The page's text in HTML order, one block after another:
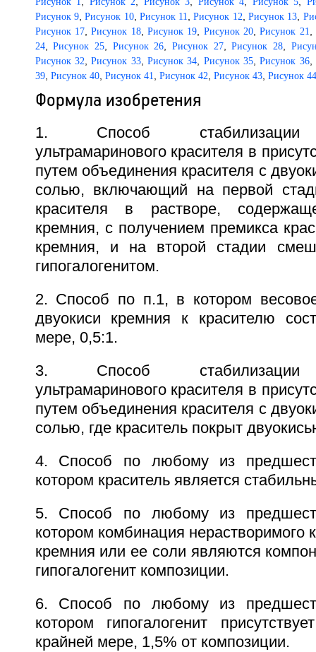
Рисунок 9,Рисунок 10, Рисунок 11 ,Рисунок 12 ,Рисунок 13
Рисунок 17,Рисунок 18, Рисунок 19 Рисунок 20,Рисунок 21
24,Рисунок 25, Рисунок 26 ,Рисунок 27,Рисунок 28
Рисунок 32 ,Рисунок 33, Рисунок 34 Рисунок 35,Рисунок 36,
39, Рисунок 40, Рисунок 41 Рисунок 42 Рисунок 43, Рисунок 44
Формула изобретения
1. Способ стабилизации
ультрамаринового красителя в
путем объединения красителя с
солью, включающий на первой
красителя в растворе,
кремния, с получением премикса
кремния, и на второй стадии
гипогалогенитом.
2. Способ по п.1, в котором
двуокиси кремния к красителю
мере, 0,5:1.
3. Способ стабилизации
ультрамаринового красителя в
путем объединения красителя с
солью, где краситель покрыт
4. Способ по любому из
котором краситель является
5. Способ по любому из
котором комбинация нерастворимого
кремния или ее соли являются
гипогалогенит композиции.
6. Способ по любому из
котором гипогалогенит
крайней мере, 1,5% от композиции.